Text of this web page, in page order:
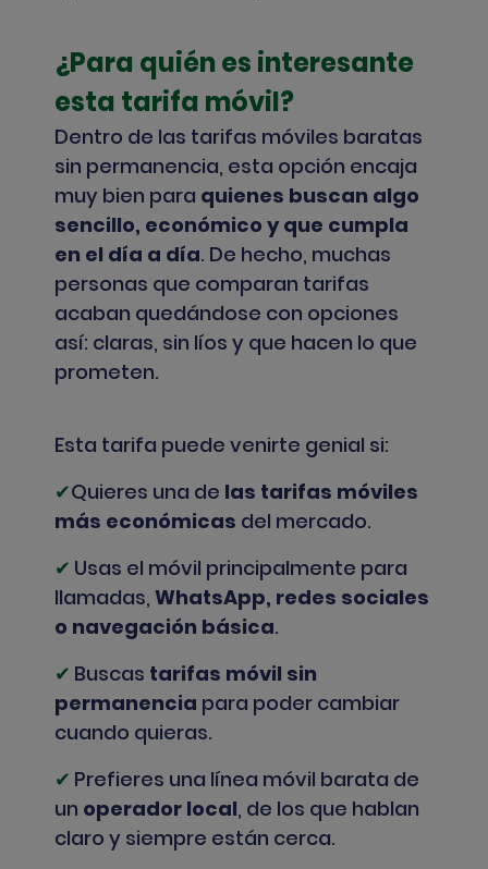
¿Para quién es interesante
esta tarifa móvil?
Dentro de las tarifas móviles baratas
sin permanencia, esta opción encaja
muy bien para quienes buscan algo
sencillo, económico y que cumpla
en el día a día. De hecho, muchas
personas que comparan tarifas
acaban quedándose con opciones
así: claras, sin líos y que hacen lo que
prometen.
Esta tarifa puede venirte genial si:
✔Quieres una de las tarifas móviles
más económicas del mercado.
✔ Usas el móvil principalmente para
llamadas, WhatsApp, redes sociales
o navegación básica.
✔ Buscas tarifas móvil sin
permanencia para poder cambiar
cuando quieras.
✔ Prefieres una línea móvil barata de
un operador local, de los que hablan
claro y siempre están cerca.